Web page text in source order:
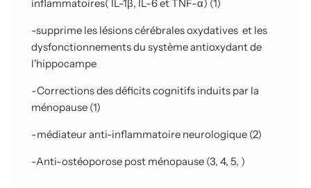
inflammatoires( IL-1β, IL-6 et TNF-α) (1)
-supprime les lésions cérébrales oxydatives et les
dysfonctionnements du système antioxydant de
l'hippocampe
-Corrections des déficits cognitifs induits par la
ménopause (1)
-médiateur anti-inflammatoire neurologique (2)
-Anti-ostéoporose post ménopause (3, 4, 5, )